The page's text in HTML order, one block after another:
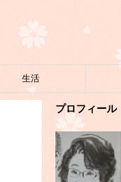
生活
プロフィール